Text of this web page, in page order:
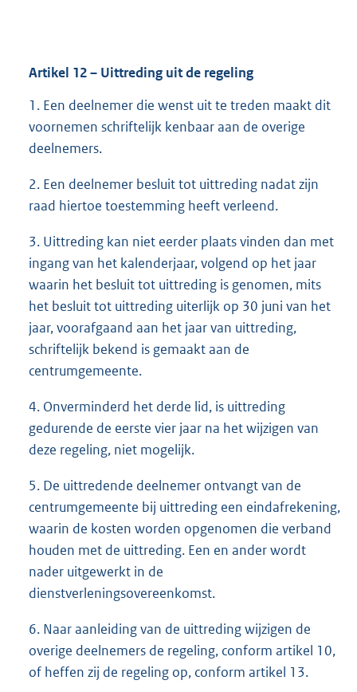
Artikel 12– Uittreding uit de regeling
1. Een deelnemer die wenst uit te treden maakt dit
voornemen schriftelijk kenbaar aan de overige
deelnemers.
2. Een deelnemer besluit tot uittreding nadat zijn
raad hiertoe toestemming heeft verleend.
3. Uittreding kan niet eerder plaats vinden dan met
ingang van het kalenderjaar, volgend op het jaar
waarin het besluit tot uittreding is genomen, mits
het besluit tot uittreding uiterlijk op 30 juni van het
jaar, voorafgaand aan het jaar van uittreding,
schriftelijk bekend is gemaakt aan de
centrumgemeente.
4. Onverminderd het derde lid, is uittreding
gedurende de eerste vier jaar na het wijzigen van
deze regeling, niet mogelijk.
5. De uittredende deelnemer ontvangt van de
centrumgemeente bij uittreding een eindafrekening,
waarin de kosten worden opgenomen die verband
houden met de uittreding. Een en ander wordt
nader uitgewerkt in de
dienstverleningsovereenkomst.
6. Naar aanleiding van de uittreding wijzigen de
overige deelnemers de regeling, conform artikel 10,
of heffen zij de regeling op, conform artikel 13.